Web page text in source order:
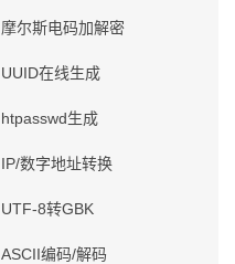
摩尔斯电码加解密
UUID在线生成
htpasswd生成
IP/数字地址转换
UTF-8转GBK
ASCII编码/解码